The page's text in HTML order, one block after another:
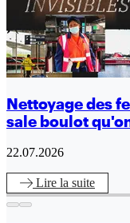
Nettoyage des
sale boulot
22.07.2026
Lire la suite